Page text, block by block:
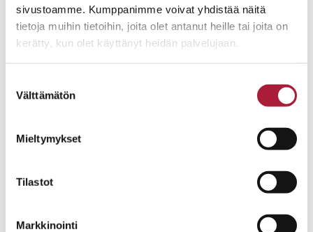
sivustoamme. Kumppanimme voivat yhdistää näitä
tietoja muihin tietoihin, joita olet antanut heille tai joita on
kerätty, kun olet käyttänyt heidän palvelujaan.
valinta
Välttämätön
Mieltymykset
Tilastot
Markkinointi
Jopera – yksilöllisten muuttovalmiiden
suomalaisia koteja jo neljällä vuosikymmenellä.